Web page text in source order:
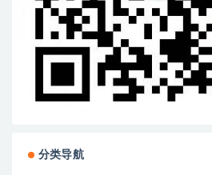
分类导航